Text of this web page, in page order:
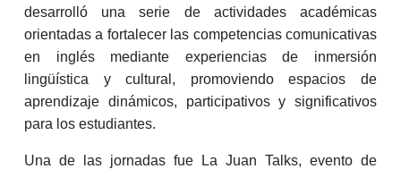
desarrolló una serie de actividades académicas
orientadas a fortalecer las competencias comunicativas
en inglés mediante experiencias de inmersión
lingüística y cultural, promoviendo espacios de
aprendizaje dinámicos, participativos y significativos
para los estudiantes.
Una de las jornadas fue La Juan Talks, evento de